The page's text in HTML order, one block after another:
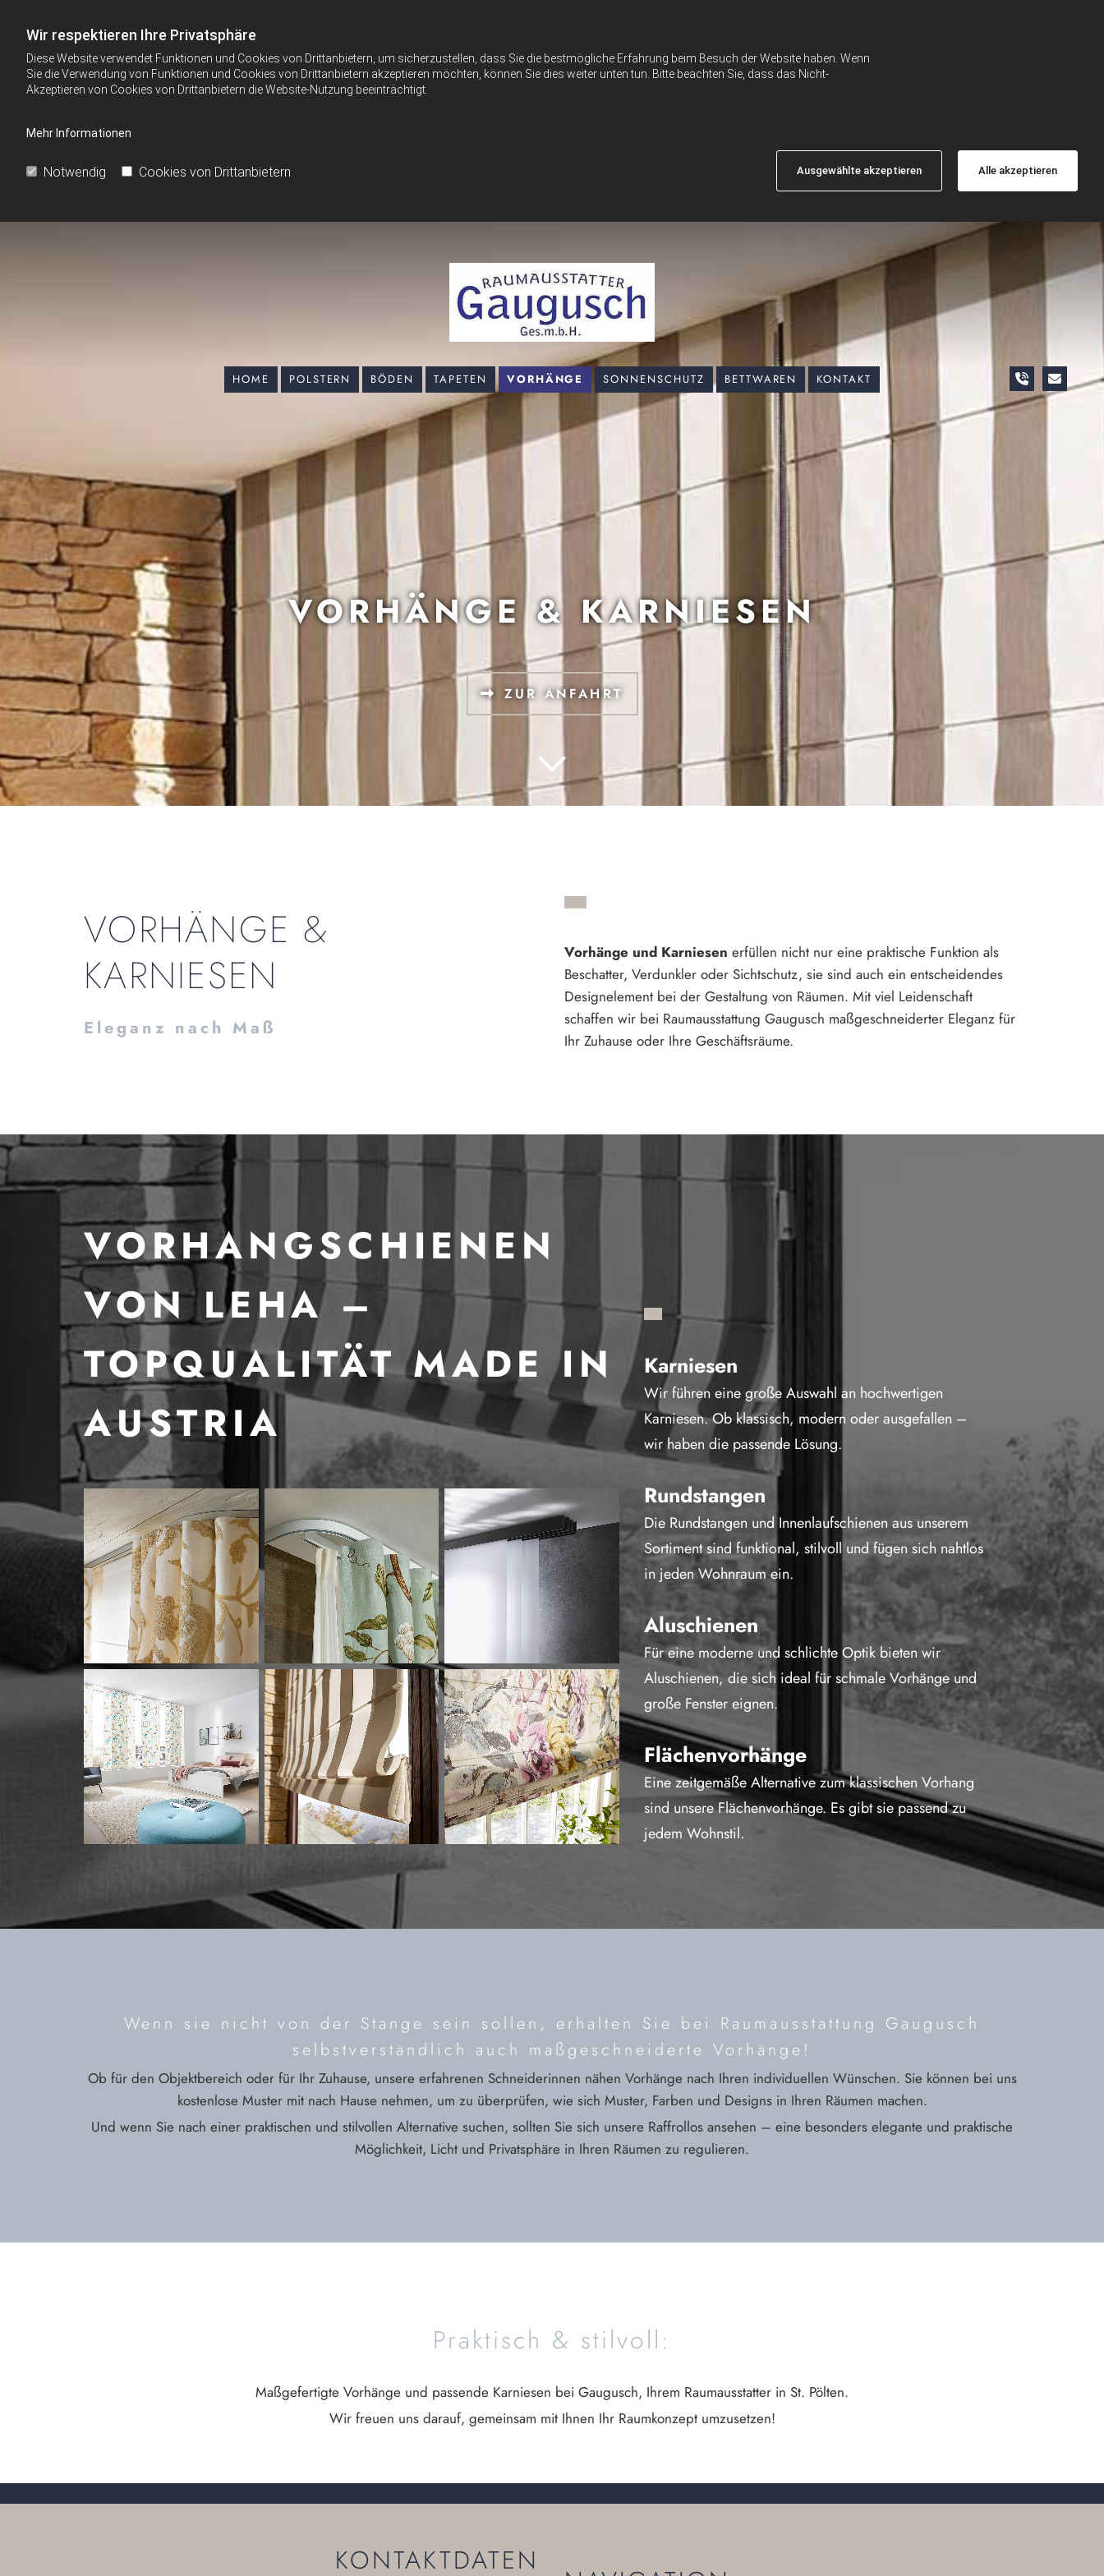
Wir respektieren Ihre Privatsphäre
Diese Website verwendet Funktionen und Cookies von Drittanbietern, um sicherzustellen, dass Sie die bestmögliche Erfahrung beim Besuch der Website haben. Wenn
Sie die Verwendung von Funktionen und Cookies von Drittanbietern akzeptieren möchten, können Sie dies weiter unten tun. Bitte beachten Sie, dass das Nicht-
Akzeptieren von Cookies von Drittanbietern die Website-Nutzung beeinträchtigt.
Mehr Informationen
Notwendig Cookies von Drittanbietern Ausgewählte akzeptieren Alle akzeptieren
HOME POLSTERN BÖDEN TAPETEN VORHÄNGE SONNENSCHUTZ BETTWAREN KONTAKT
VORHÄNGE & KARNIESEN
ZUR ANFAHRT
VORHÄNGE &
KARNIESEN
Eleganz nach Maß
Vorhänge und Karniesen erfüllen nicht nur eine praktische Funktion als
Beschatter, Verdunkler oder Sichtschutz, sie sind auch ein entscheidendes
Designelement bei der Gestaltung von Räumen. Mit viel Leidenschaft
schaffen wir bei Raumausstattung Gaugusch maßgeschneiderter Eleganz für
Ihr Zuhause oder Ihre Geschäftsräume.
VORHANGSCHIENEN
VON LEHA –
TOPQUALITÄT MADE IN
AUSTRIA
Karniesen
Wir führen eine große Auswahl an hochwertigen
Karniesen. Ob klassisch, modern oder ausgefallen –
wir haben die passende Lösung.
Rundstangen
Die Rundstangen und Innenlaufschienen aus unserem
Sortiment sind funktional, stilvoll und fügen sich nahtlos
in jeden Wohnraum ein.
Aluschienen
Für eine moderne und schlichte Optik bieten wir
Aluschienen, die sich ideal für schmale Vorhänge und
große Fenster eignen.
Flächenvorhänge
Eine zeitgemäße Alternative zum klassischen Vorhang
sind unsere Flächenvorhänge. Es gibt sie passend zu
jedem Wohnstil.
Wenn sie nicht von der Stange sein sollen, erhalten Sie bei Raumausstattung Gaugusch
selbstverständlich auch maßgeschneiderte Vorhänge!
Ob für den Objektbereich oder für Ihr Zuhause, unsere erfahrenen Schneiderinnen nähen Vorhänge nach Ihren individuellen Wünschen. Sie können bei uns
kostenlose Muster mit nach Hause nehmen, um zu überprüfen, wie sich Muster, Farben und Designs in Ihren Räumen machen.
Und wenn Sie nach einer praktischen und stilvollen Alternative suchen, sollten Sie sich unsere Raffrollos ansehen – eine besonders elegante und praktische
Möglichkeit, Licht und Privatsphäre in Ihren Räumen zu regulieren.
Praktisch & stilvoll:
Maßgefertigte Vorhänge und passende Karniesen bei Gaugusch, Ihrem Raumausstatter in St. Pölten.
Wir freuen uns darauf, gemeinsam mit Ihnen Ihr Raumkonzept umzusetzen!
KONTAKTDATEN